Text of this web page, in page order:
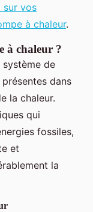
sur vos
à chaleur.
à chaleur ?
système de
dans
la chaleur.
qui
fossiles,
et
la